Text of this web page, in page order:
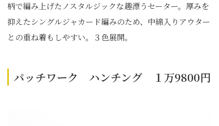
柄で編み上げたノスタルジックな趣漂うセーター。厚みを
抑えたシングルジャカード編みのため、中綿入りアウター
との重ね着もしやすい。３色展開。
パッチワーク ハンチング １万9800円